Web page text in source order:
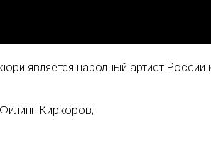
является народный артист
Киркоров;⠀